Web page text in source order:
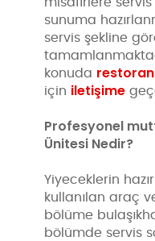
misafirlere
sunuma
servis şekline
konuda restoran
için iletişime
Profesyonel
Ünitesi Nedir?
Yiyeceklerin
kullanılan araç
bölüme
bölümde servis